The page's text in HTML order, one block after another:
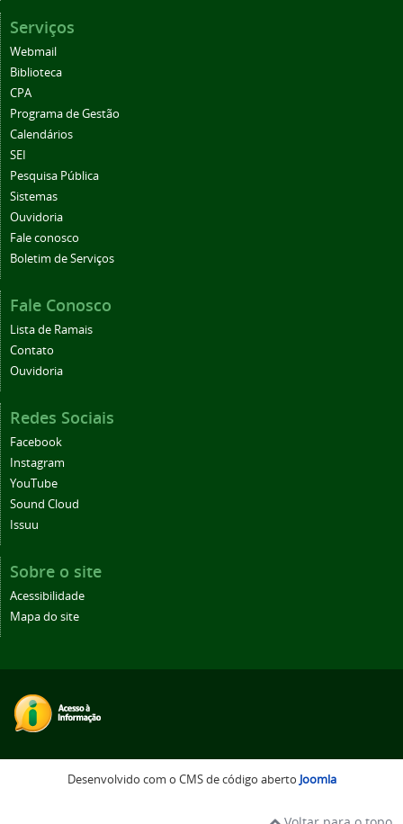
Serviços
Webmail
Biblioteca
CPA
Programa de Gestão
Calendários
SEI
Pesquisa Pública
Sistemas
Ouvidoria
Fale conosco
Boletim de Serviços
Fale Conosco
Lista de Ramais
Contato
Ouvidoria
Redes Sociais
Facebook
Instagram
YouTube
Sound Cloud
Issuu
Sobre o site
Acessibilidade
Mapa do site
Desenvolvido com o CMS de código aberto Joomla